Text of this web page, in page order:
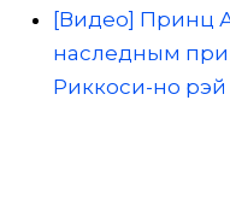
[Видео] Принц
наследным
Риккоси-но рэй